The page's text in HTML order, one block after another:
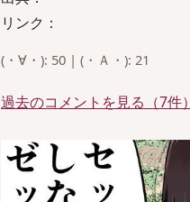
リンク：
(・∀・): 50 | (・Ａ・): 21
過去のコメントを見る（7件